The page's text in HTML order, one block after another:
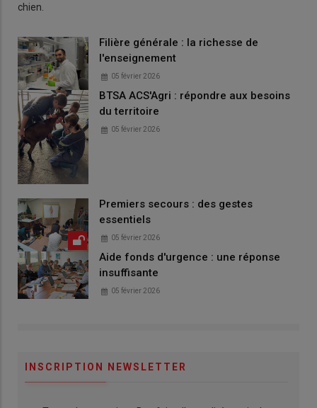
chien.
Filière générale : la richesse de
l'enseignement
05 février 2026
BTSA ACS'Agri : répondre aux besoins
du territoire
05 février 2026
Premiers secours : des gestes
essentiels
05 février 2026
Aide fonds d'urgence : une réponse
insuffisante
05 février 2026
INSCRIPTION NEWSLETTER